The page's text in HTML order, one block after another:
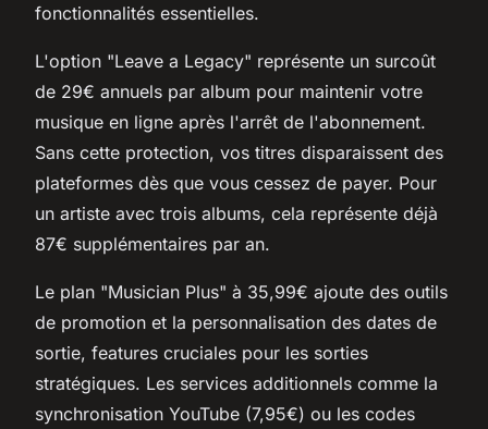
fonctionnalités essentielles.
L'option "Leave a Legacy" représente un surcoût
de 29€ annuels par album pour maintenir votre
musique en ligne après l'arrêt de l'abonnement.
Sans cette protection, vos titres disparaissent des
plateformes dès que vous cessez de payer. Pour
un artiste avec trois albums, cela représente déjà
87€ supplémentaires par an.
Le plan "Musician Plus" à 35,99€ ajoute des outils
de promotion et la personnalisation des dates de
sortie, features cruciales pour les sorties
stratégiques. Les services additionnels comme la
synchronisation YouTube (7,95€) ou les codes